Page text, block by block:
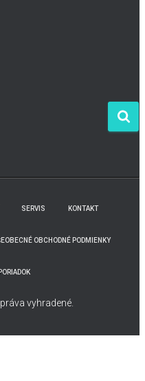
SERVIS KONTAKT
OBCHODNÉ PODMIENKY
vyhradené.